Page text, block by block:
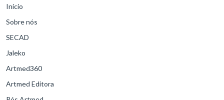
Início
Sobre nós
SECAD
Jaleko
Artmed360
Artmed Editora